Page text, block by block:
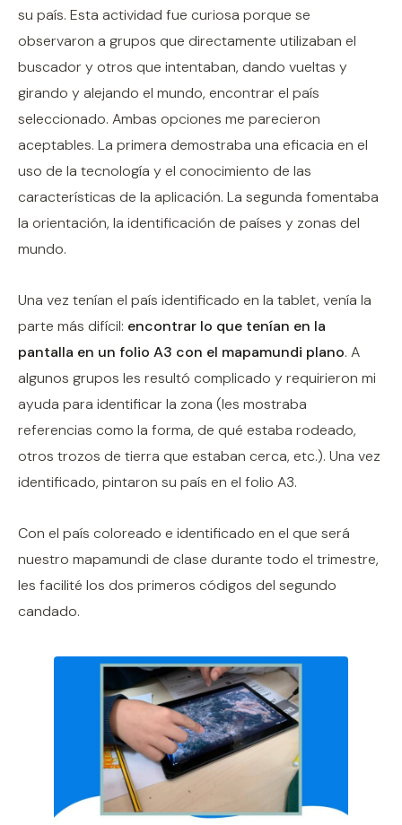
su país. Esta actividad fue curiosa porque se
observaron a grupos que directamente utilizaban el
buscador y otros que intentaban, dando vueltas y
girando y alejando el mundo, encontrar el país
seleccionado. Ambas opciones me parecieron
aceptables. La primera demostraba una eficacia en el
uso de la tecnología y el conocimiento de las
características de la aplicación. La segunda fomentaba
la orientación, la identificación de países y zonas del
mundo.
Una vez tenían el país identificado en la tablet, venía la
parte más difícil: encontrar lo que tenían en la
pantalla en un folio A3 con el mapamundi plano. A
algunos grupos les resultó complicado y requirieron mi
ayuda para identificar la zona (les mostraba
referencias como la forma, de qué estaba rodeado,
otros trozos de tierra que estaban cerca, etc.). Una vez
identificado, pintaron su país en el folio A3.
Con el país coloreado e identificado en el que será
nuestro mapamundi de clase durante todo el trimestre,
les facilité los dos primeros códigos del segundo
candado.